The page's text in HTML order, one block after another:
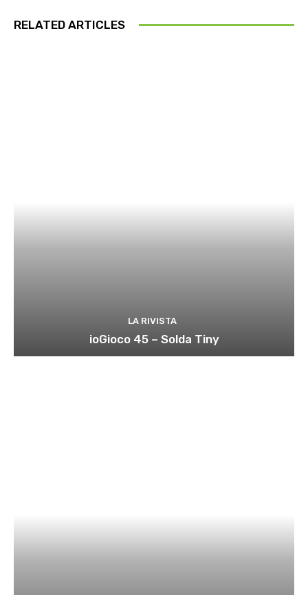
RELATED ARTICLES
LA RIVISTA
ioGioco 45 – Solda Tiny